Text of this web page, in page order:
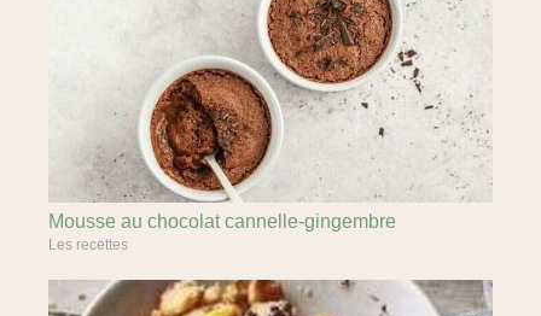
Mousse au chocolat cannelle-gingembre
Les recettes